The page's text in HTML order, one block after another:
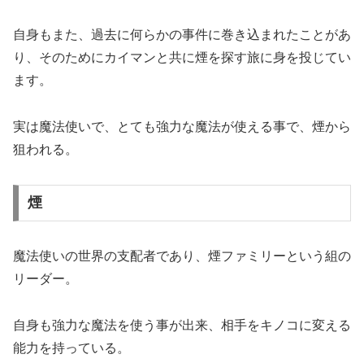
自身もまた、過去に何らかの事件に巻き込まれたことがあ
り、そのためにカイマンと共に煙を探す旅に身を投じてい
ます。
実は魔法使いで、とても強力な魔法が使える事で、煙から
狙われる。
煙
魔法使いの世界の支配者であり、煙ファミリーという組の
リーダー。
自身も強力な魔法を使う事が出来、相手をキノコに変える
能力を持っている。